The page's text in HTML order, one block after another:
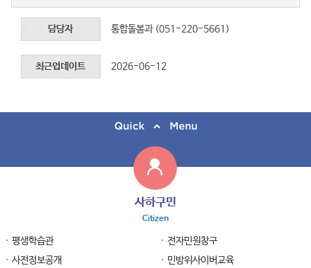
담당자 통합돌봄과 (051-220-5661)
최근업데이트 2026-06-12
사하구민
Citizen
평생학습관
전자민원창구
사전정보공개
민방위사이버교육